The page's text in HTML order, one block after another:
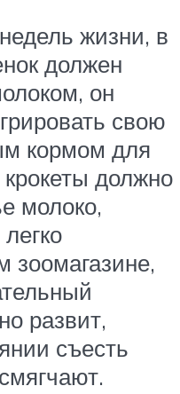
жизни, в
должен
он
свою
кормом для
крокеты должно
молоко,
зоомагазине,
развит,
съесть